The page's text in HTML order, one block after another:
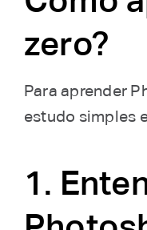
zero?
Para aprender
estudo simples
1.